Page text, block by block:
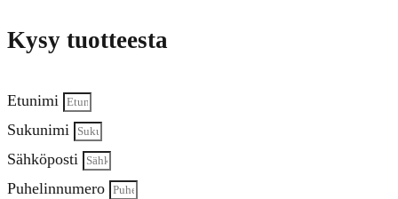
Kysy tuotteesta
Etunimi
Sukunimi
Sähköposti
Puhelinnumero